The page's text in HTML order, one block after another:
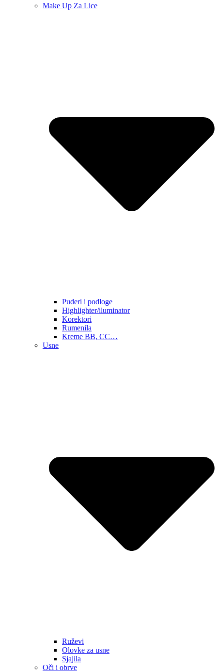
Make Up Za Lice
Puderi i podloge
Highlighter/iluminator
Korektori
Rumenila
Kreme BB, CC…
Usne
Ruževi
Olovke za usne
Sjajila
Oči i obrve